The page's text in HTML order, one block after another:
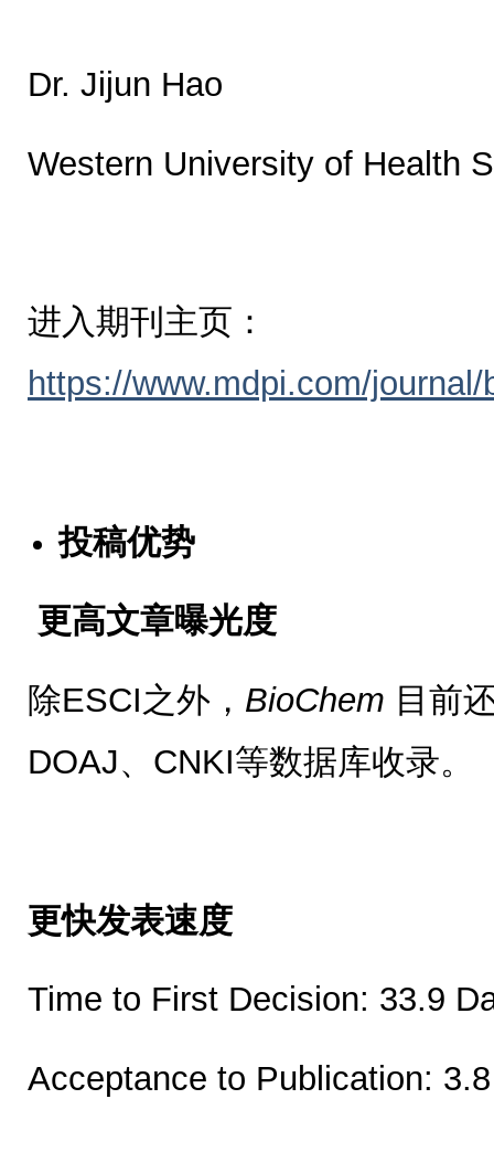
Dr. Jijun Hao
Western University of Health
进入期刊主页：
https://www.mdpi.com/journal/
投稿优势
更高文章曝光度
除ESCI之外， BioChem 目前
DOAJ、CNKI等数据库收录。
更快发表速度
Time to First Decision: 33.9
Acceptance to Publication: